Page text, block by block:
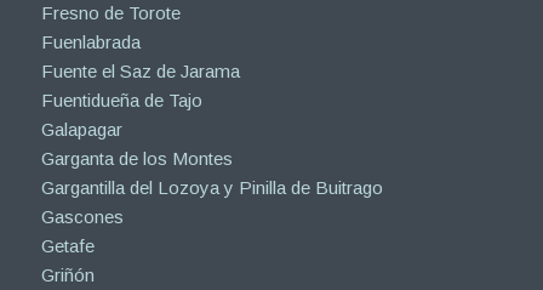
Fresno de Torote
Fuenlabrada
Fuente el Saz de Jarama
Fuentidueña de Tajo
Galapagar
Garganta de los Montes
Gargantilla del Lozoya y Pinilla de Buitrago
Gascones
Getafe
Griñón